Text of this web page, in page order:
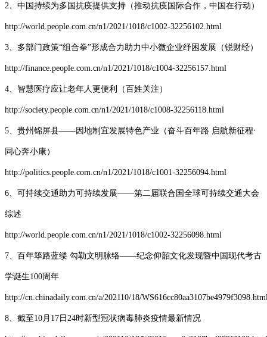
2、中国持续为多国抗疫提供支持（推动抗疫国际合作，中国在行动）
http://world.people.com.cn/n1/2021/1018/c1002-32256102.html
3、多部门政策“组合拳”形成合力助力中小微企业纾困发展（锐财经）
http://finance.people.com.cn/n1/2021/1018/c1004-32256157.html
4、智慧医疗应让老年人更便利（百姓关注）
http://society.people.com.cn/n1/2021/1018/c1008-32256118.html
5、贵州锦屏县——因地制宜发展特色产业（奋斗百年路 启航新征程·
同心奔小康）
http://politics.people.com.cn/n1/2021/1018/c1001-32256094.html
6、可持续交通助力可持续发展——第二届联合国全球可持续交通大会
综述
http://world.people.com.cn/n1/2021/1018/c1002-32256098.html
7、百年筚路蓝缕 勾勒文明脉络——纪念仰韶文化发现暨中国现代考古
学诞生100周年
http://cn.chinadaily.com.cn/a/202110/18/
8、截至10月17日24时新型冠状病毒肺炎疫情最新情况